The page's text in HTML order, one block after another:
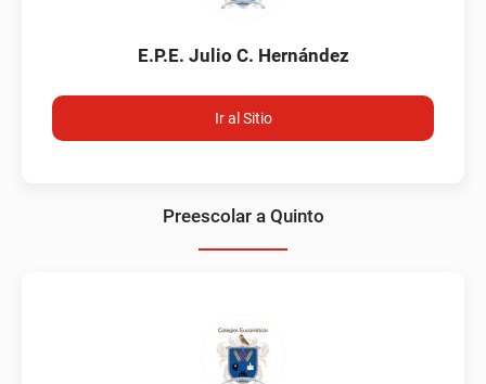
E.P.E. Julio C. Hernández
Ir al Sitio
Preescolar a Quinto